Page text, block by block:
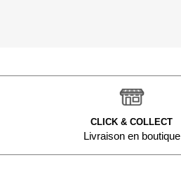
CLICK & COLLECT
Livraison en boutique